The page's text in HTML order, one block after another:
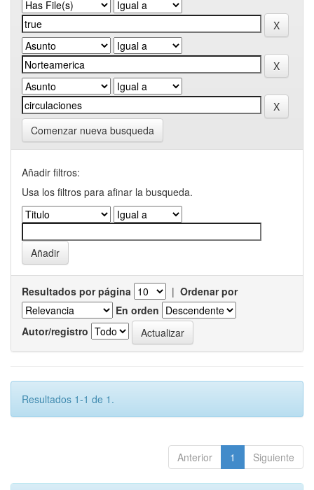
Comenzar nueva busqueda
Añadir filtros:
Usa los filtros para afinar la busqueda.
Resultados por página | Ordenar por
En orden
Autor/registro
Resultados 1-1 de 1.
Anterior 1 Siguiente